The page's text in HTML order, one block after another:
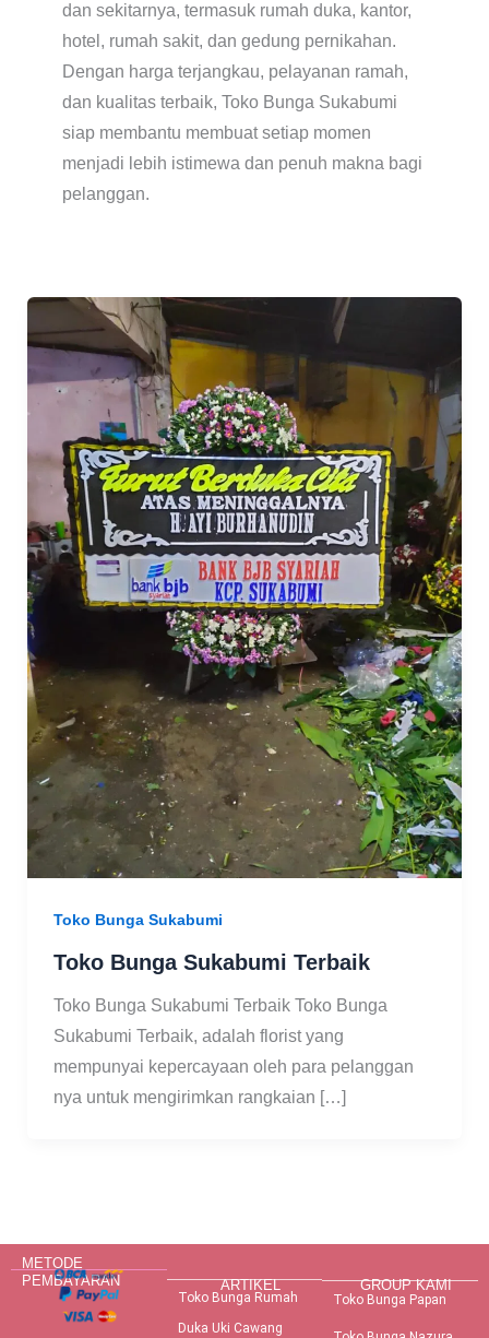
dan sekitarnya, termasuk rumah duka, kantor,
hotel, rumah sakit, dan gedung pernikahan.
Dengan harga terjangkau, pelayanan ramah,
dan kualitas terbaik, Toko Bunga Sukabumi
siap membantu membuat setiap momen
menjadi lebih istimewa dan penuh makna bagi
pelanggan.
Toko Bunga Sukabumi
Toko Bunga Sukabumi Terbaik
Toko Bunga Sukabumi Terbaik Toko Bunga
Sukabumi Terbaik, adalah florist yang
mempunyai kepercayaan oleh para pelanggan
nya untuk mengirimkan rangkaian […]
METODE
PEMBAYARAN
ARTIKEL
Toko Bunga Rumah
Duka Uki Cawang
GROUP KAMI
Toko Bunga Papan